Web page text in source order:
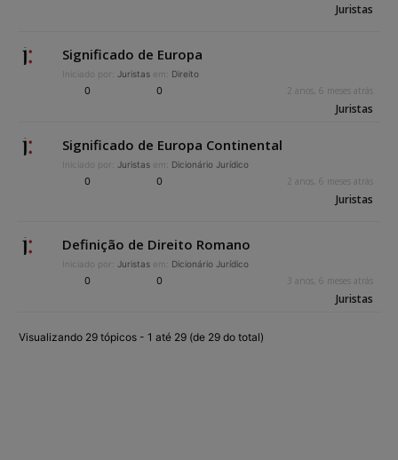
Juristas
Significado de Europa
Iniciado por: Juristas em: Direito
0 0 2 anos, 6 meses atrás
Juristas
Significado de Europa Continental
Iniciado por: Juristas em: Dicionário Jurídico
0 0 2 anos, 6 meses atrás
Juristas
Definição de Direito Romano
Iniciado por: Juristas em: Dicionário Jurídico
0 0 3 anos, 6 meses atrás
Juristas
Visualizando 29 tópicos - 1 até 29 (de 29 do total)